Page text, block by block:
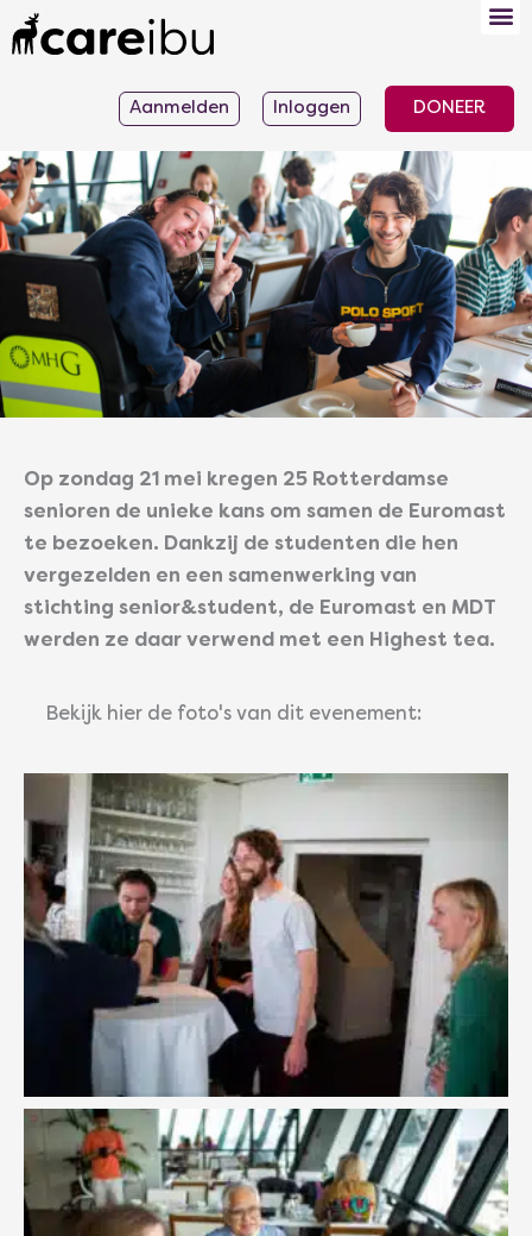
naar
Aanmelden Inloggen DONEER
Op zondag 21 mei kregen 25 Rotterdamse
senioren de unieke kans om samen de Euromast
te bezoeken. Dankzij de studenten die hen
vergezelden en een samenwerking van
stichting senior&student, de Euromast en MDT
werden ze daar verwend met een Highest tea.
Bekijk hier de foto's van dit evenement: